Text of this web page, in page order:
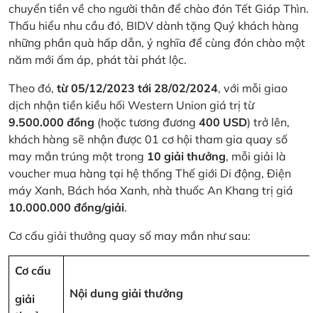
chuyển tiền về cho người thân để chào đón Tết Giáp Thìn.
Thấu hiểu nhu cầu đó, BIDV dành tặng Quý khách hàng
những phần quà hấp dẫn, ý nghĩa để cùng đón chào một
năm mới ấm áp, phát tài phát lộc.
Theo đó, từ 05/12/2023 tới 28/02/2024, với mỗi giao
dịch nhận tiền kiều hối Western Union giá trị từ
9.500.000 đồng (hoặc tương đương 400 USD) trở lên,
khách hàng sẽ nhận được 01 cơ hội tham gia quay số
may mắn trúng một trong 10 giải thưởng, mỗi giải là
voucher mua hàng tại hệ thống Thế giới Di động, Điện
máy Xanh, Bách hóa Xanh, nhà thuốc An Khang trị giá
10.000.000 đồng/giải.
Cơ cấu giải thưởng quay số may mắn như sau:
Cơ cấu
giải
Nội dung giải thưởng